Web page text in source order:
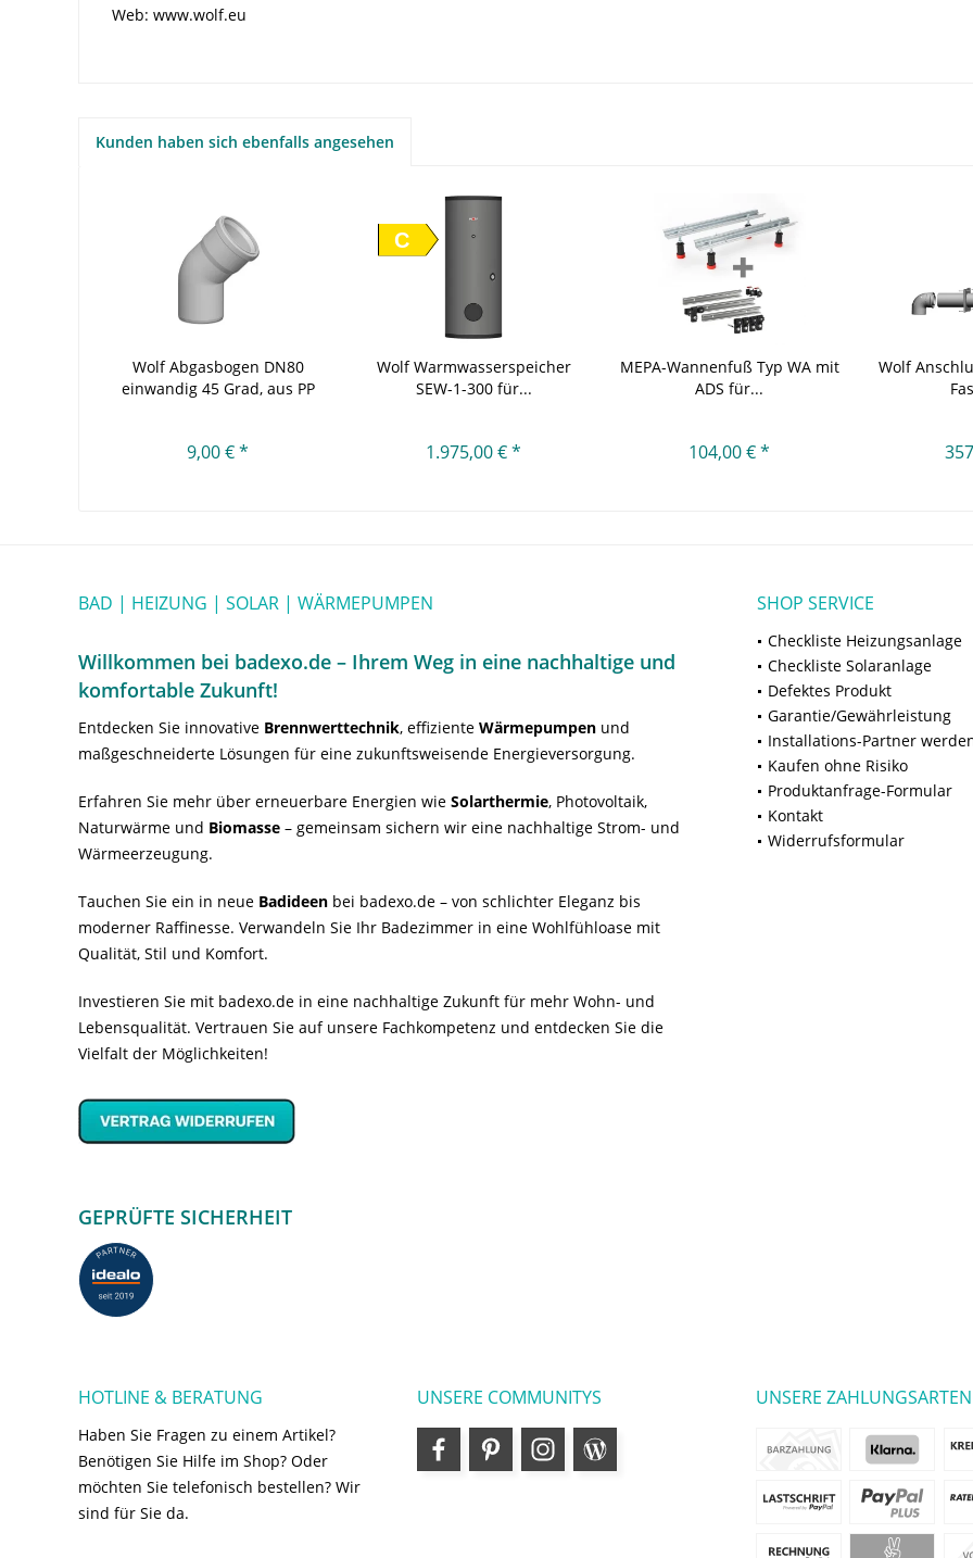
Web: www.wolf.eu
Kunden haben sich ebenfalls angesehen
Wolf Abgasbogen DN80
einwandig 45 Grad, aus PP
9,00 € *
C
Wolf Warmwasserspeicher
SEW-1-300 für...
1.975,00 € *
MEPA-Wannenfuß Typ WA mit
ADS für...
104,00 € *
Wolf
BAD | HEIZUNG | SOLAR | WÄRMEPUMPEN
Willkommen bei badexo.de – Ihrem Weg in eine nachhaltige und
komfortable Zukunft!
Entdecken Sie innovative Brennwerttechnik, effiziente Wärmepumpen und
maßgeschneiderte Lösungen für eine zukunftsweisende Energieversorgung.
Erfahren Sie mehr über erneuerbare Energien wie Solarthermie, Photovoltaik,
Naturwärme und Biomasse – gemeinsam sichern wir eine nachhaltige Strom- und
Wärmeerzeugung.
Tauchen Sie ein in neue Badideen bei badexo.de – von schlichter Eleganz bis
moderner Raffinesse. Verwandeln Sie Ihr Badezimmer in eine Wohlfühloase mit
Qualität, Stil und Komfort.
Investieren Sie mit badexo.de in eine nachhaltige Zukunft für mehr Wohn- und
Lebensqualität. Vertrauen Sie auf unsere Fachkompetenz und entdecken Sie die
Vielfalt der Möglichkeiten!
GEPRÜFTE SICHERHEIT
SHOP SERVICE
Checkliste Heizungsanlage
Checkliste Solaranlage
Defektes Produkt
Garantie/Gewährleistung
Installations-Partner
Kaufen ohne Risiko
Produktanfrage-Formular
Kontakt
Widerrufsformular
HOTLINE & BERATUNG
Haben Sie Fragen zu einem Artikel?
Benötigen Sie Hilfe im Shop? Oder
möchten Sie telefonisch bestellen? Wir
sind für Sie da.
UNSERE COMMUNITYS UNSERE ZAHLUNGSARTEN